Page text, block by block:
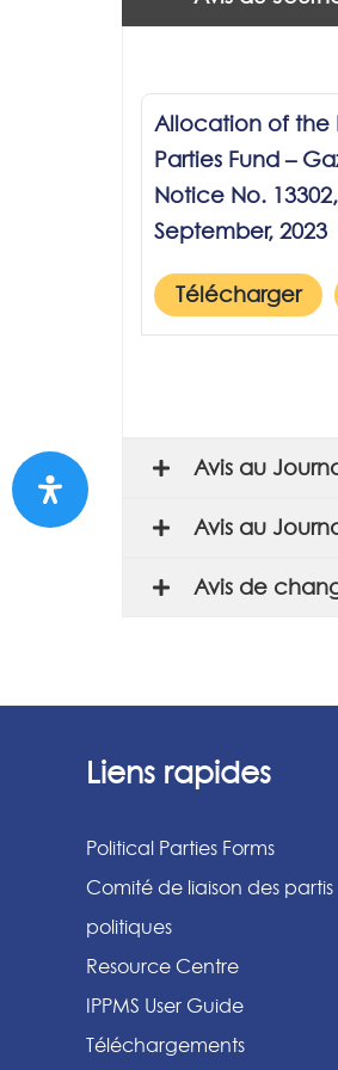
Allocation of the
Parties Fund –
Notice No.
September, 2023
Télécharger
Avis au
Avis au
Avis de
Liens rapides
Political Parties Forms
Comité de liaison des partis
politiques
Resource Centre
IPPMS User Guide
Téléchargements